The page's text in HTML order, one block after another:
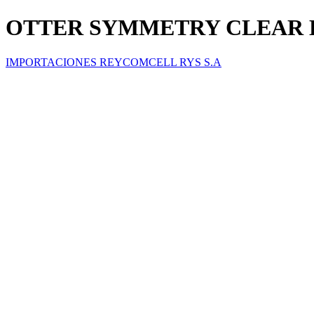
OTTER SYMMETRY CLEAR
IMPORTACIONES REYCOMCELL RYS S.A